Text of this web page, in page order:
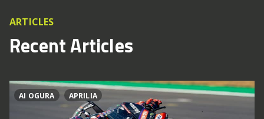
ARTICLES
Recent Articles
AI OGURA APRILIA